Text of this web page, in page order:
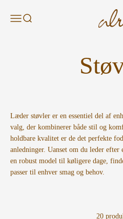
MenuSøg
Læder støvler er en essentiel del af
valg, der kombinerer både stil og
holdbare kvalitet er de det perfekte
anledninger. Uanset om du leder
en robust model til køligere dage,
passer til enhver smag og behov.
20